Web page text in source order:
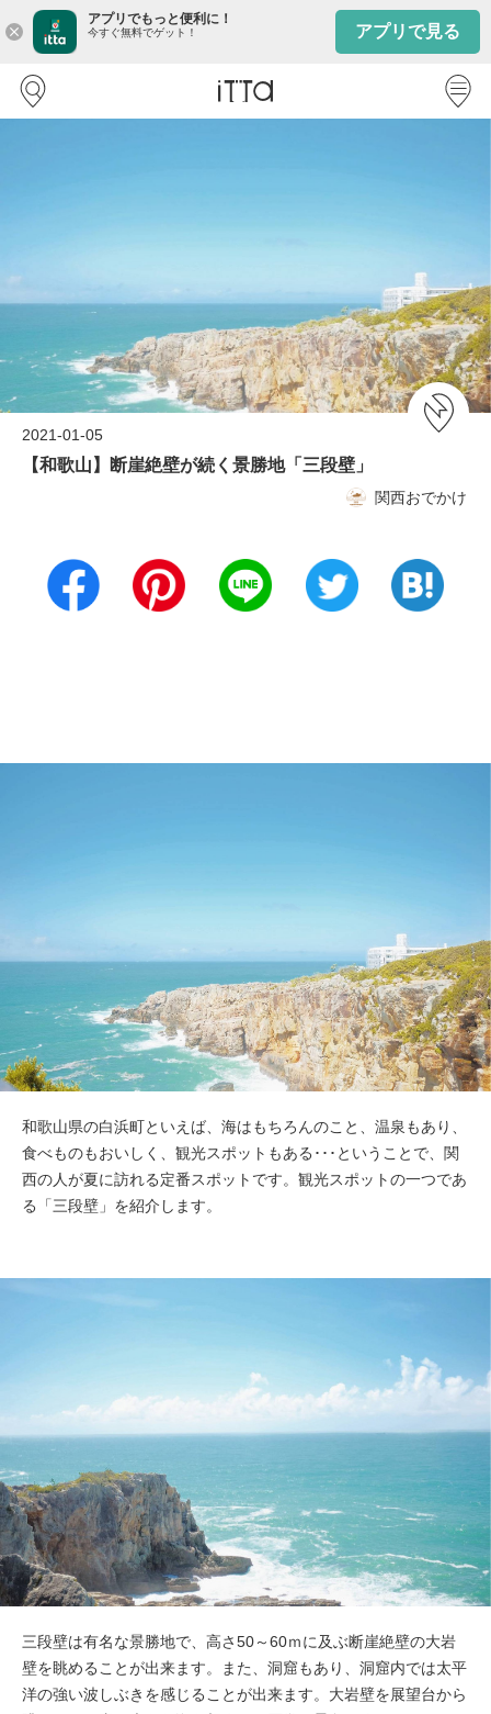
close
アプリでもっと便利に！
今すぐ無料でゲット！ アプリで見る
2021-01-05
【和歌山】断崖絶壁が続く景勝地「三段壁」
関西おでかけ
和歌山県の白浜町といえば、海はもちろんのこと、温泉もあり、
食べものもおいしく、観光スポットもある･･･ということで、関
西の人が夏に訪れる定番スポットです。観光スポットの一つであ
る「三段壁」を紹介します。
三段壁は有名な景勝地で、高さ50～60ｍに及ぶ断崖絶壁の大岩
壁を眺めることが出来ます。また、洞窟もあり、洞窟内では太平
洋の強い波しぶきを感じることが出来ます。大岩壁を展望台から